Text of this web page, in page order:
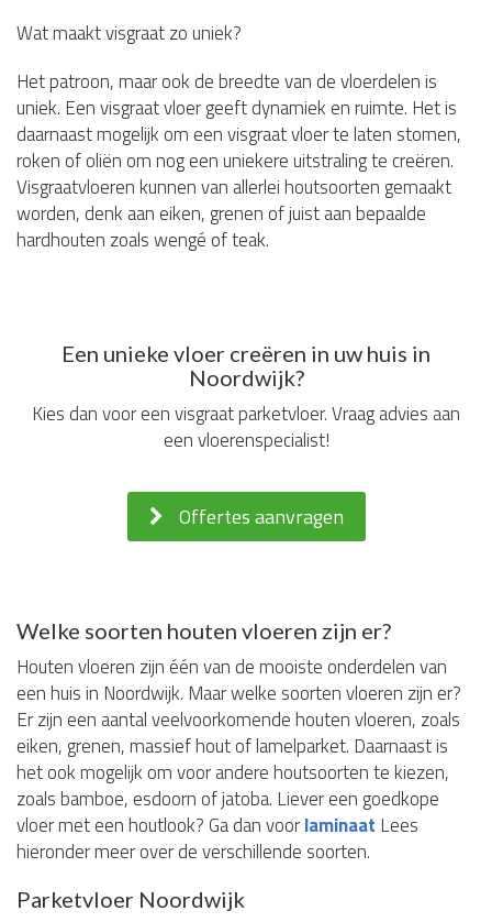
Wat maakt visgraat zo uniek?
Het patroon, maar ook de breedte van de vloerdelen is
uniek. Een visgraat vloer geeft dynamiek en ruimte. Het is
daarnaast mogelijk om een visgraat vloer te laten stomen,
roken of oliën om nog een uniekere uitstraling te creëren.
Visgraatvloeren kunnen van allerlei houtsoorten gemaakt
worden, denk aan eiken, grenen of juist aan bepaalde
hardhouten zoals wengé of teak.
Een unieke vloer creëren in uw huis in
Noordwijk?
Kies dan voor een visgraat parketvloer. Vraag advies aan
een vloerenspecialist!
Offertes aanvragen
Welke soorten houten vloeren zijn er?
Houten vloeren zijn één van de mooiste onderdelen van
een huis in Noordwijk. Maar welke soorten vloeren zijn er?
Er zijn een aantal veelvoorkomende houten vloeren, zoals
eiken, grenen, massief hout of lamelparket. Daarnaast is
het ook mogelijk om voor andere houtsoorten te kiezen,
zoals bamboe, esdoorn of jatoba. Liever een goedkope
vloer met een houtlook? Ga dan voorlaminaat Lees
hieronder meer over de verschillende soorten.
Parketvloer Noordwijk